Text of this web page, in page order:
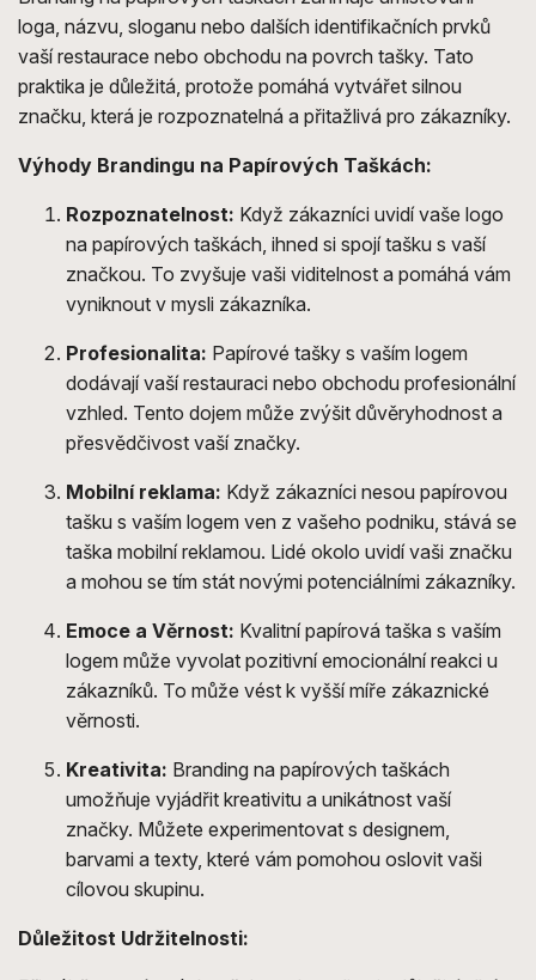
loga, názvu, sloganu nebo dalších identifikačních prvků
vaší restaurace nebo obchodu na povrch tašky. Tato
praktika je důležitá, protože pomáhá vytvářet silnou
značku, která je rozpoznatelná a přitažlivá pro zákazníky.
Výhody Brandingu na Papírových Taškách:
Rozpoznatelnost: Když zákazníci uvidí vaše logo
na papírových taškách, ihned si spojí tašku s vaší
značkou. To zvyšuje vaši viditelnost a pomáhá vám
vyniknout v mysli zákazníka.
Profesionalita: Papírové tašky s vaším logem
dodávají vaší restauraci nebo obchodu profesionální
vzhled. Tento dojem může zvýšit důvěryhodnost a
přesvědčivost vaší značky.
Mobilní reklama: Když zákazníci nesou papírovou
tašku s vaším logem ven z vašeho podniku, stává se
taška mobilní reklamou. Lidé okolo uvidí vaši značku
a mohou se tím stát novými potenciálními zákazníky.
Emoce a Věrnost: Kvalitní papírová taška s vaším
logem může vyvolat pozitivní emocionální reakci u
zákazníků. To může vést k vyšší míře zákaznické
věrnosti.
Kreativita: Branding na papírových taškách
umožňuje vyjádřit kreativitu a unikátnost vaší
značky. Můžete experimentovat s designem,
barvami a texty, které vám pomohou oslovit vaši
cílovou skupinu.
Důležitost Udržitelnosti: